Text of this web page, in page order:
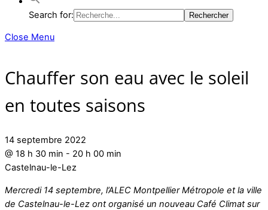
Search for:
Close Menu
Chauffer son eau avec le soleil
en toutes saisons
14 septembre 2022
@ 18 h 30 min - 20 h 00 min
Castelnau-le-Lez
Mercredi 14 septembre, l’ALEC Montpellier Métropole et la ville
de Castelnau-le-Lez ont organisé un nouveau Café Climat sur